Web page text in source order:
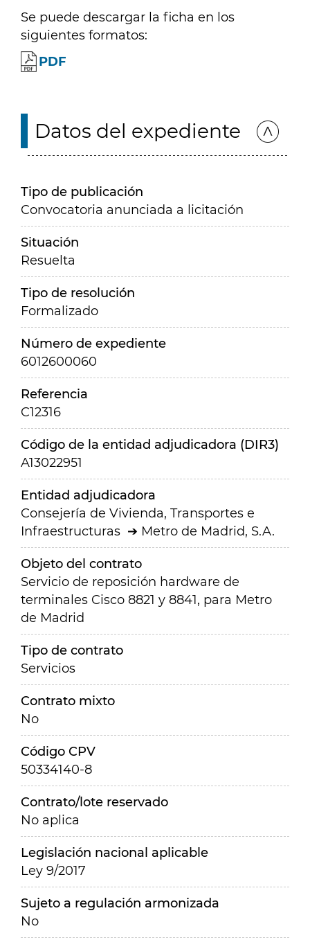
Se puede descargar la ficha en los
siguientes formatos:
PDF
Datos del expediente
Tipo de publicación
Convocatoria anunciada a licitación
Situación
Resuelta
Tipo de resolución
Formalizado
Número de expediente
6012600060
Referencia
C12316
Código de la entidad adjudicadora (DIR3)
A13022951
Entidad adjudicadora
Consejería de Vivienda, Transportes e
Infraestructuras
Metro de Madrid, S.A.
Objeto del contrato
Servicio de reposición hardware de
terminales Cisco 8821 y 8841, para Metro
de Madrid
Tipo de contrato
Servicios
Contrato mixto
No
Código CPV
50334140-8
Contrato/lote reservado
No aplica
Legislación nacional aplicable
Ley 9/2017
Sujeto a regulación armonizada
No